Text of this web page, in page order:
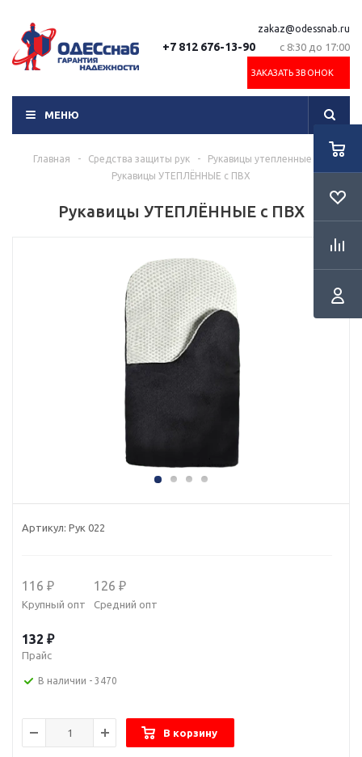
+7 812 676-13-90
zakaz@odessnab.ru
с 8:30 до 17:00
ЗАКАЗАТЬ ЗВОНОК
МЕНЮ
Главная - Средства защиты рук - Рукавицы утепленные
Рукавицы УТЕПЛЁННЫЕ с ПВХ
Рукавицы УТЕПЛЁННЫЕ с ПВХ
Артикул: Рук 022
116 ₽
Крупный опт
126 ₽
Средний опт
132 ₽
Прайс
В наличии - 3470
В корзину